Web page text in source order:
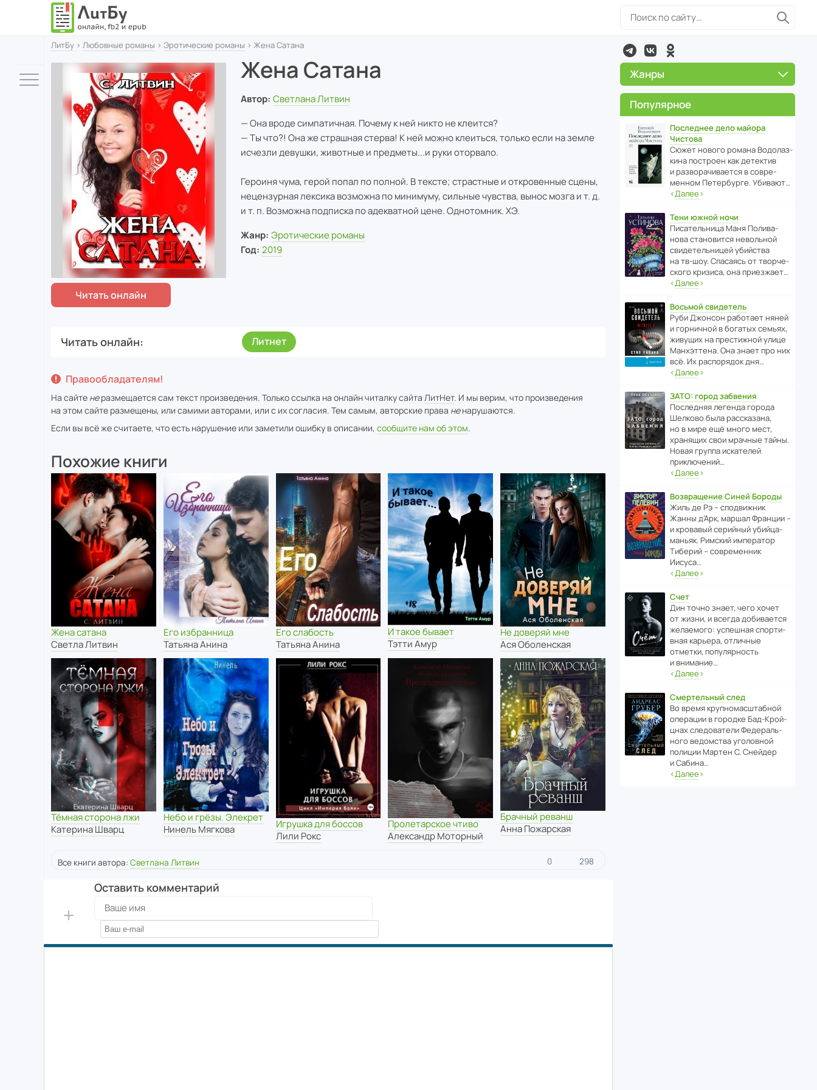
ЛитБу › Любовные романы › Эротические романы › Жена Сатана
Жена Сатана
Автор: Светлана Литвин
— Она вроде симпатичная. Почему к ней никто не клеится?
— Ты что?! Она же страшная стерва! К ней можно клеиться, только если на земле
исчезли девушки, животные и предметы...и руки оторвало.
Героиня чума, герой попал по полной. В тексте; страстные и откровенные сцены,
нецензурная лексика возможна по минимуму, сильные чувства, вынос мозга и т. д.
и т. п. Возможна подписка по адекватной цене. Однотомник. ХЭ.
Жанр: Эротические романы
Год: 2019
Читать онлайн Литнет
Правообладателям!
На сайте неразмещается сам текст произведения. Только ссылка на онлайн читалку сайта ЛитНет. И мы верим, что произведения
на этом сайте размещены, или самими авторами, или с их согласия. Тем самым, авторские права ненарушаются.
Если вы всё же считаете, что есть нарушение или заметили ошибку в описании, сообщите нам об этом.
Похожие книги
Жена сатана
Светла Литвин
Его избранница
Татьяна Анина
Его слабость
Татьяна Анина
И такое бывает
Тэтти Амур
Не доверяй мне
Ася Оболенская
Тёмная сторона лжи
Катерина Шварц
Небо и грёзы. Элекрет
Нинель Мягкова
Игрушка для боссов
Лили Рокс
Пролетарское чтиво
Александр Моторный
Брачный реванш
Анна Пожарская
Все книги автора: Светлана Литвин 0 298
Оставить комментарий
Жанры
Популярное
Последнее дело майора
Чистова
Сюжет нового романа Водо­ла­з­
кина пост­роен как дете­ктив
и разво­ра­чи­ва­ется в совре­
менном Пете­р­бурге. Убивают…
‹Далее›
Тени южной ночи
Писа­тель­ница Маня Поли­ва­
нова стано­вится невольной
свиде­тель­ницей убийства
на тв-шоу. Спасаясь от твор­че­
с­кого кризиса, она приезжает…
‹Далее›
Восьмой свидетель
Руби Джонсон рабо­тает няней
и горни­чной в богатых семьях,
живущих на прес­ти­жной улице
Манх­эт­тена. Она знает про них
всё. Их распо­рядок дня…
‹Далее›
ЗАТО: город забвения
После­дняя легенда города
Шелково была расска­зана,
но в мире ещё много мест,
хранящих свои мрачные тайны.
Новая группа иска­телей
приключений…
‹Далее›
Возвращение Синей Бороды
Жиль де Рэ – спод­ви­жник
Жанны д’Арк, маршал Франции –
и кровавый серийный убийца-
маньяк. Римский импе­ратор
Тиберий – совре­менник
Иисуса…
‹Далее›
Счет
Дин точно знает, чего хочет
от жизни, и всегда доби­ва­ется
жела­е­мого: успе­шная спор­ти­
вная карьера, отли­чные
отметки, попу­ля­р­ность
и внимание…
‹Далее›
Смертельный след
Во время круп­но­мас­ш­та­бной
операции в городке Бад‑Крой­
цнах следо­ва­тели Феде­раль­
ного ведомства уголо­вной
полиции Мартен С. Снейдер
и Сабина…
‹Далее›